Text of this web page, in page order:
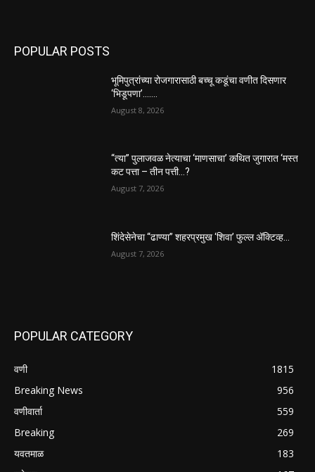
POPULAR POSTS
भूमिपुत्रांच्या रोजगारासाठी बच्चू कडूंचा वणीत दिसणार
‘भिडूपणा’…….
August 8, 2026
“त्या” पुलाजवळ नेत्याचा ‘माणसाचा’ कथित जुगारात ‘मस्त
कट पत्ता – तीन पत्ती…?
August 7, 2026
शिंदेसेनेचा “ढाण्या” शहरप्रमुख ‘शिवा’ फुल्ल ॲक्टिव्ह…
August 7, 2026
POPULAR CATEGORY
वणी
1815
Breaking News
956
वणीवार्ता
559
Breaking
269
यवतमाळ
183